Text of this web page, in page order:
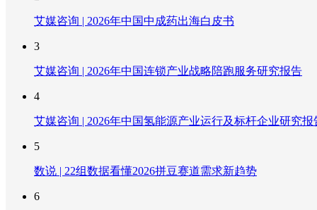
艾媒咨询 | 2026年中国中成药出海白皮书
3
艾媒咨询 | 2026年中国连锁产业战略陪跑服务研究报告
4
艾媒咨询 | 2026年中国氢能源产业运行及标杆企业研究报
5
数说 | 22组数据看懂2026拼豆赛道需求新趋势
6